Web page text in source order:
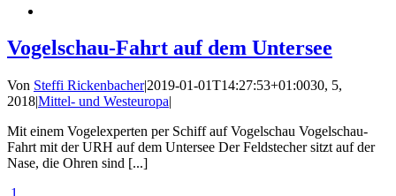
Vogelschau-Fahrt auf dem Untersee
Von Steffi Rickenbacher|2019-01-01T14:27:53+01:0030, 5,
2018|Mittel- und Westeuropa|
Mit einem Vogelexperten per Schiff auf Vogelschau Vogelschau-
Fahrt mit der URH auf dem Untersee Der Feldstecher sitzt auf der
Nase, die Ohren sind [...]